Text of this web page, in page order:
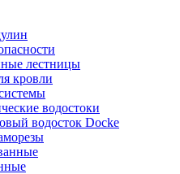
лестницы
кровли
водостоки
водосток Docke